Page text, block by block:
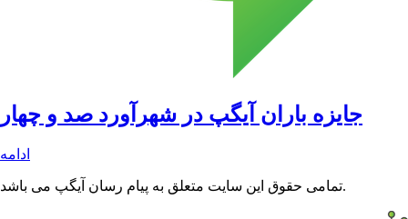
جایزه باران آیگپ در شهرآورد صد و چهار
ادامه
تمامی حقوق این سایت متعلق به پیام رسان آیگپ می باشد.